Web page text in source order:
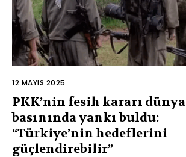
12 MAYIS 2025
PKK’nin fesih kararı dünya
basınında yankı buldu:
“Türkiye’nin hedeflerini
güçlendirebilir”